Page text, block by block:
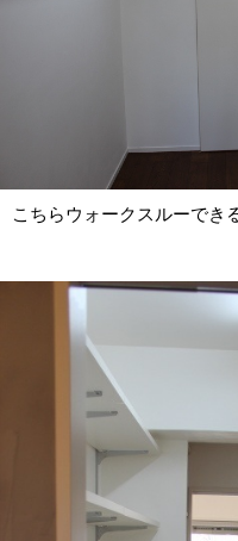
こちらウォークスルーでき